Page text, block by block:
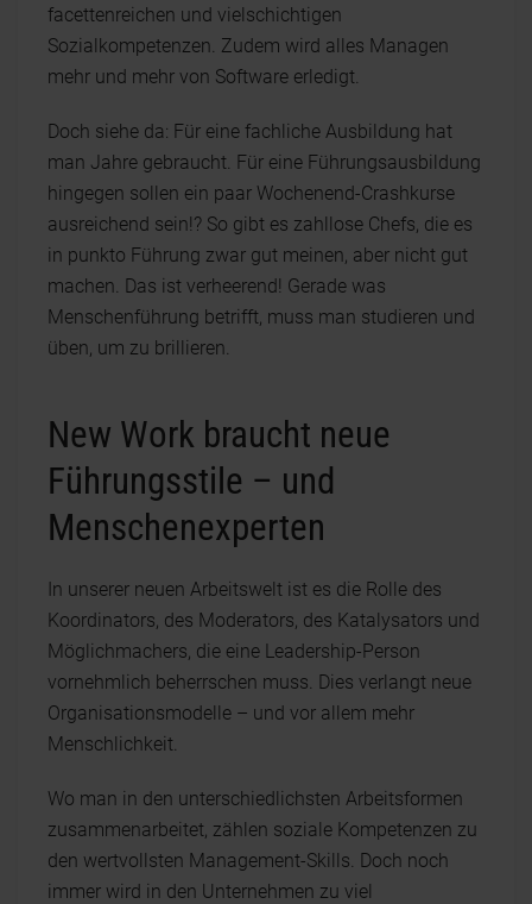
facettenreichen und vielschichtigen
Sozialkompetenzen. Zudem wird alles Managen
mehr und mehr von Software erledigt.
Doch siehe da: Für eine fachliche Ausbildung hat
man Jahre gebraucht. Für eine Führungsausbildung
hingegen sollen ein paar Wochenend-Crashkurse
ausreichend sein!? So gibt es zahllose Chefs, die es
in punkto Führung zwar gut meinen, aber nicht gut
machen. Das ist verheerend! Gerade was
Menschenführung betrifft, muss man studieren und
üben, um zu brillieren.
New Work braucht neue
Führungsstile – und
Menschenexperten
In unserer neuen Arbeitswelt ist es die Rolle des
Koordinators, des Moderators, des Katalysators und
Möglichmachers, die eine Leadership-Person
vornehmlich beherrschen muss. Dies verlangt neue
Organisationsmodelle – und vor allem mehr
Menschlichkeit.
Wo man in den unterschiedlichsten Arbeitsformen
zusammenarbeitet, zählen soziale Kompetenzen zu
den wertvollsten Management-Skills. Doch noch
immer wird in den Unternehmen zu viel